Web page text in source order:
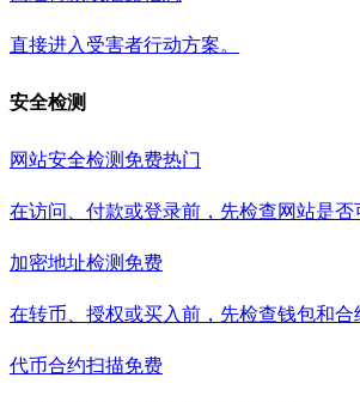
直接进入受害者行动方案。
安全检测
网站安全检测 免费热门
在访问、付款或登录前，先检查网站是否
加密地址检测 免费
在转币、授权或买入前，先检查钱包和合
代币合约扫描免费